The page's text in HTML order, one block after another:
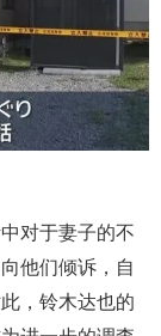
对于妻子的不
他们倾诉，自
，铃木达也的